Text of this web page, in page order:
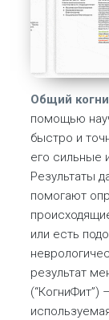
Общий
помощью
быстро и
его сильные
Результаты
помогают
или есть
результат